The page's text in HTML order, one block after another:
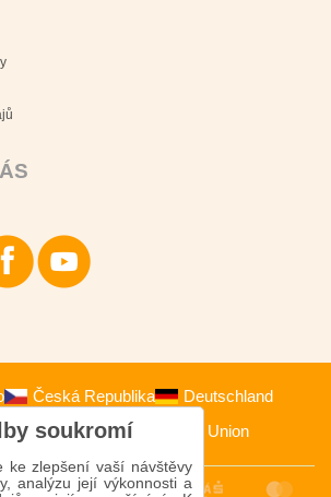
Česká Republika
Deutschland
Polska European Union
soukromí
ke zlepšení vaší návštěvy
analýzu její výkonnosti a